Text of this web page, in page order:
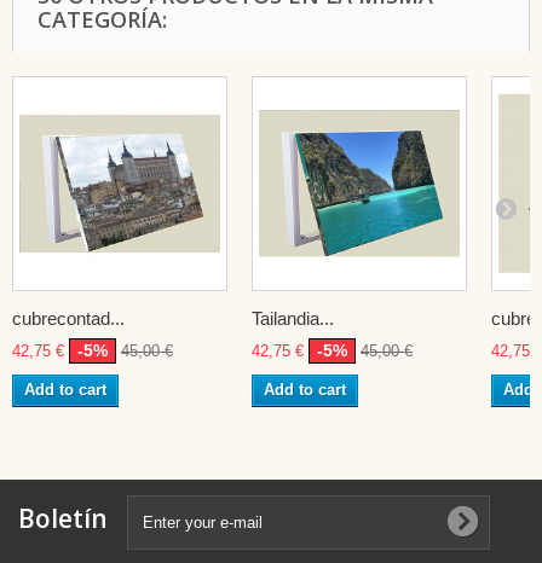
CATEGORÍA:
cubrecontad...
42,75 € -5% 45,00 €
Add to cart
Tailandia...
42,75 € -5% 45,00 €
Add to cart
42,75 €
Add
Boletín